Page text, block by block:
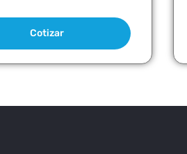
Cotizar